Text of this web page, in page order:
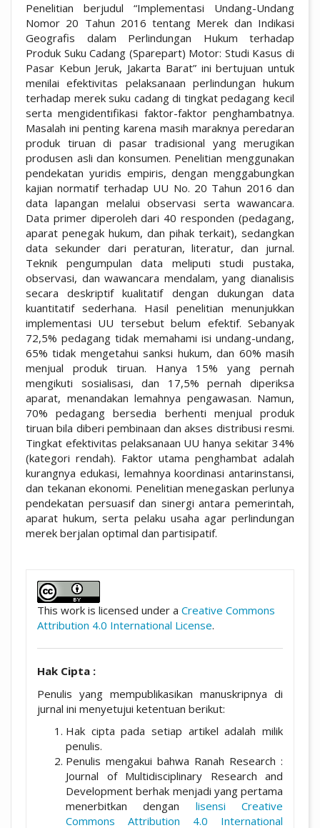
Penelitian berjudul “Implementasi Undang-Undang
Nomor 20 Tahun 2016 tentang Merek dan Indikasi
Geografis dalam Perlindungan Hukum terhadap
Produk Suku Cadang (Sparepart) Motor: Studi Kasus di
Pasar Kebun Jeruk, Jakarta Barat” ini bertujuan untuk
menilai efektivitas pelaksanaan perlindungan hukum
terhadap merek suku cadang di tingkat pedagang kecil
serta mengidentifikasi faktor-faktor penghambatnya.
Masalah ini penting karena masih maraknya peredaran
produk tiruan di pasar tradisional yang merugikan
produsen asli dan konsumen. Penelitian menggunakan
pendekatan yuridis empiris, dengan menggabungkan
kajian normatif terhadap UU No. 20 Tahun 2016 dan
data lapangan melalui observasi serta wawancara.
Data primer diperoleh dari 40 responden (pedagang,
aparat penegak hukum, dan pihak terkait), sedangkan
data sekunder dari peraturan, literatur, dan jurnal.
Teknik pengumpulan data meliputi studi pustaka,
observasi, dan wawancara mendalam, yang dianalisis
secara deskriptif kualitatif dengan dukungan data
kuantitatif sederhana. Hasil penelitian menunjukkan
implementasi UU tersebut belum efektif. Sebanyak
72,5% pedagang tidak memahami isi undang-undang,
65% tidak mengetahui sanksi hukum, dan 60% masih
menjual produk tiruan. Hanya 15% yang pernah
mengikuti sosialisasi, dan 17,5% pernah diperiksa
aparat, menandakan lemahnya pengawasan. Namun,
70% pedagang bersedia berhenti menjual produk
tiruan bila diberi pembinaan dan akses distribusi resmi.
Tingkat efektivitas pelaksanaan UU hanya sekitar 34%
(kategori rendah). Faktor utama penghambat adalah
kurangnya edukasi, lemahnya koordinasi antarinstansi,
dan tekanan ekonomi. Penelitian menegaskan perlunya
pendekatan persuasif dan sinergi antara pemerintah,
aparat hukum, serta pelaku usaha agar perlindungan
merek berjalan optimal dan partisipatif.
This work is licensed under a Creative Commons
Attribution 4.0 International License.
Hak Cipta :
Penulis yang mempublikasikan manuskripnya di
jurnal ini menyetujui ketentuan berikut:
Hak cipta pada setiap artikel adalah milik
penulis.
Penulis mengakui bahwa Ranah Research :
Journal of Multidisciplinary Research and
Development berhak menjadi yang pertama
menerbitkan dengan lisensi Creative
Commons Attribution 4.0 International